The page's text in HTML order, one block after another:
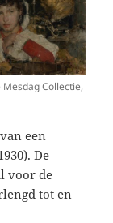
Collectie,
een
De
voor de
tot en